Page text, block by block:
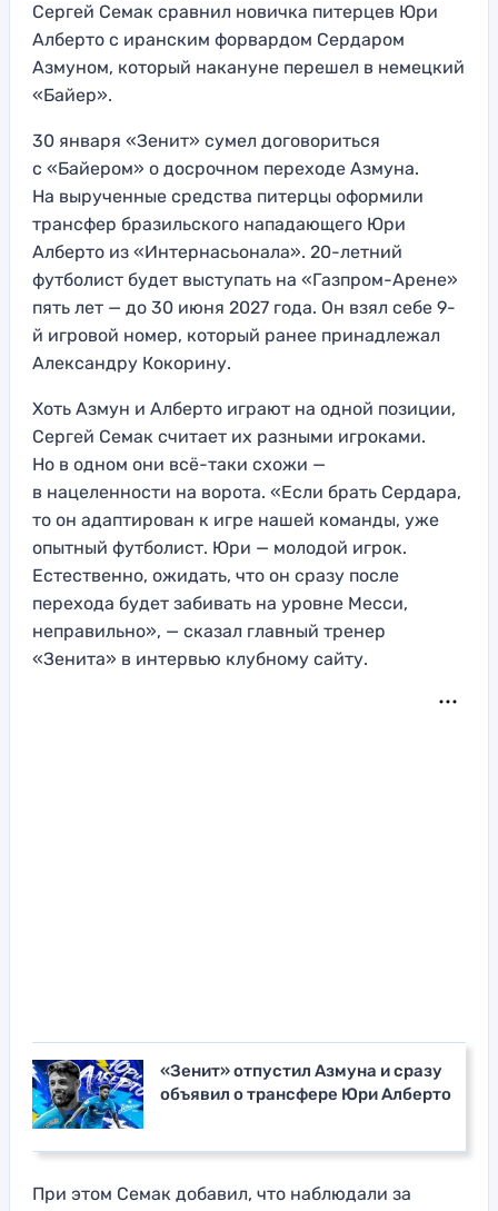
Сергей Семак сравнил новичка питерцев Юри
Алберто с иранским форвардом Сердаром
Азмуном, который накануне перешел в немецкий
«Байер».
30 января «Зенит» сумел договориться
с «Байером» о досрочном переходе Азмуна.
На вырученные средства питерцы оформили
трансфер бразильского нападающего Юри
Алберто из «Интернасьонала». 20-летний
футболист будет выступать на «Газпром-Арене»
пять лет — до 30 июня 2027 года. Он взял себе 9-
й игровой номер, который ранее принадлежал
Александру Кокорину.
Хоть Азмун и Алберто играют на одной позиции,
Сергей Семак считает их разными игроками.
Но в одном они всё-таки схожи —
в нацеленности на ворота. «Если брать Сердара,
то он адаптирован к игре нашей команды, уже
опытный футболист. Юри — молодой игрок.
Естественно, ожидать, что он сразу после
перехода будет забивать на уровне Месси,
неправильно», — сказал главный тренер
«Зенита» в интервью клубному сайту.
«Зенит» отпустил Азмуна и сразу
объявил о трансфере Юри Алберто
При этом Семак добавил, что наблюдали за